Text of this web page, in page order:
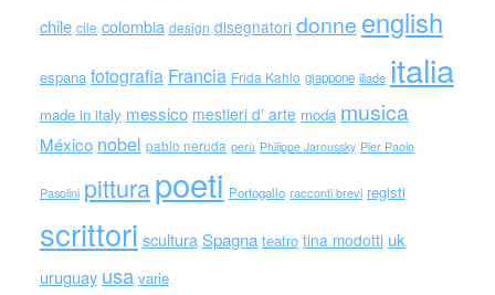
chile cile colombia design disegnatori donne english
espana fotografia Francia Frida Kahlo giappone iliade italia
made in italy messico mestieri d' arte moda musica
México nobel pablo neruda perù Philippe Jaroussky Pier Paolo
Pasolini pitturapoeti Portogallo racconti brevi registi
scrittori scultura Spagna teatro tina modotti uk
uruguay usa varie